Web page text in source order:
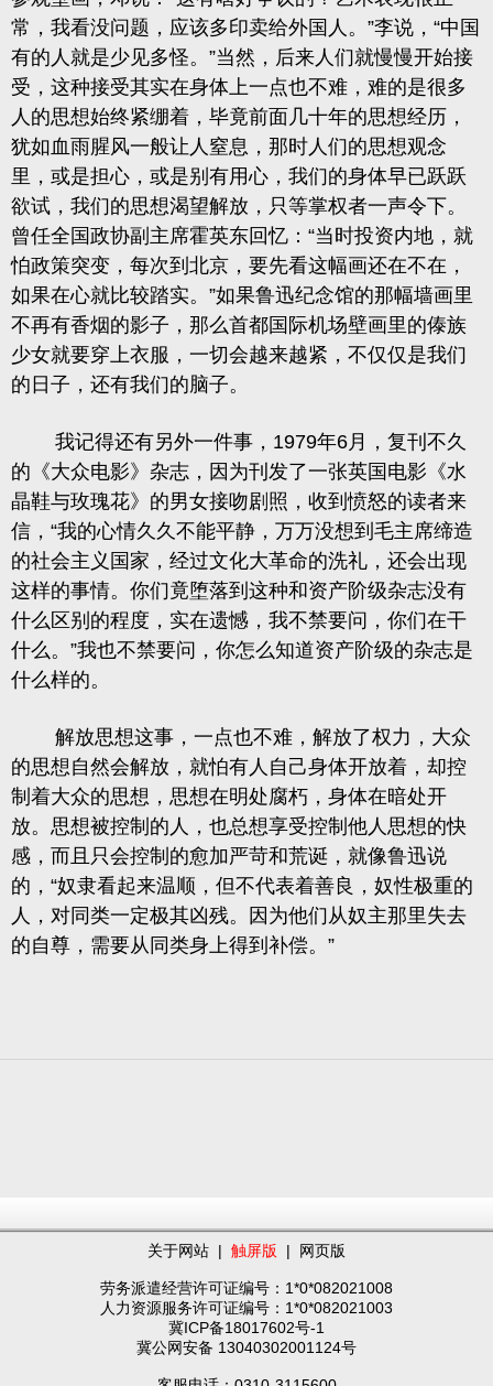
常，我看没问题，应该多印卖给外国人。”李说，“中国
有的人就是少见多怪。”当然，后来人们就慢慢开始接
受，这种接受其实在身体上一点也不难，难的是很多
人的思想始终紧绷着，毕竟前面几十年的思想经历，
犹如血雨腥风一般让人窒息，那时人们的思想观念
里，或是担心，或是别有用心，我们的身体早已跃跃
欲试，我们的思想渴望解放，只等掌权者一声令下。
曾任全国政协副主席霍英东回忆：“当时投资内地，就
怕政策突变，每次到北京，要先看这幅画还在不在，
如果在心就比较踏实。”如果鲁迅纪念馆的那幅墙画里
不再有香烟的影子，那么首都国际机场壁画里的傣族
少女就要穿上衣服，一切会越来越紧，不仅仅是我们
的日子，还有我们的脑子。
我记得还有另外一件事，1979年6月，复刊不久
的《大众电影》杂志，因为刊发了一张英国电影《水
晶鞋与玫瑰花》的男女接吻剧照，收到愤怒的读者来
信，“我的心情久久不能平静，万万没想到毛主席缔造
的社会主义国家，经过文化大革命的洗礼，还会出现
这样的事情。你们竟堕落到这种和资产阶级杂志没有
什么区别的程度，实在遗憾，我不禁要问，你们在干
什么。”我也不禁要问，你怎么知道资产阶级的杂志是
什么样的。
解放思想这事，一点也不难，解放了权力，大众
的思想自然会解放，就怕有人自己身体开放着，却控
制着大众的思想，思想在明处腐朽，身体在暗处开
放。思想被控制的人，也总想享受控制他人思想的快
感，而且只会控制的愈加严苛和荒诞，就像鲁迅说
的，“奴隶看起来温顺，但不代表着善良，奴性极重的
人，对同类一定极其凶残。因为他们从奴主那里失去
的自尊，需要从同类身上得到补偿。”
关于网站 | 触屏版 | 网页版
劳务派遣经营许可证编号：1*0*082021008
人力资源服务许可证编号：1*0*082021003
冀ICP备18017602号-1
冀公网安备 13040302001124号